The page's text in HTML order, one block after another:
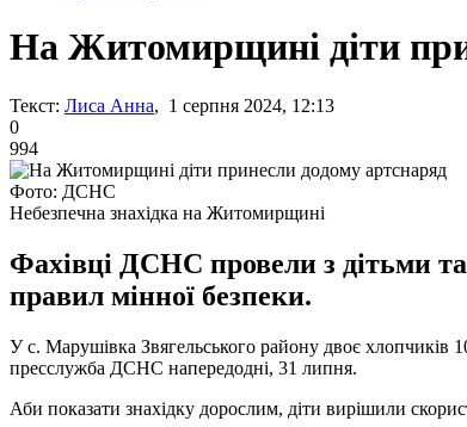
На Житомирщині діти
Текст: Лиса Анна, 1 серпня 2024, 12:13
0
994
Фото: ДСНС
Небезпечна знахідка на Житомирщині
Фахівці ДСНС провели з дітьми
правил мінної безпеки.
У с. Марушівка Звягельського району двоє хлопчиків
пресслужба ДСНС напередодні, 31 липня.
Аби показати знахідку дорослим, діти вирішили